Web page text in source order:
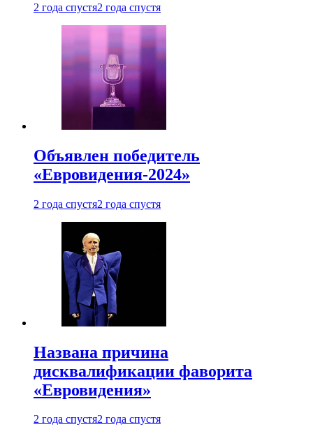
2 года спустя2 года спустя
Объявлен победитель
«Евровидения-2024»
2 года спустя2 года спустя
Названа причина
дисквалификации фаворита
«Евровидения»
2 года спустя2 года спустя